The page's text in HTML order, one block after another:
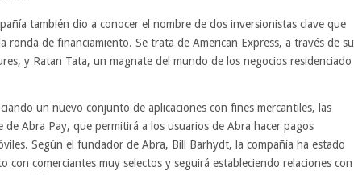
también dio a conocer el nombre de dos inversionistas clave que
ronda de financiamiento. Se trata de American Express, a través de su
y Ratan Tata, un magnate del mundo de los negocios residenciado
un nuevo conjunto de aplicaciones con fines mercantiles, las
de Abra Pay, que permitirá a los usuarios de Abra hacer pagos
Según el fundador de Abra, Bill Barhydt, la compañía ha estado
con comerciantes muy selectos y seguirá estableciendo relaciones con